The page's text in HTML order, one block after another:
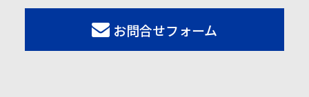
お問合せフォーム